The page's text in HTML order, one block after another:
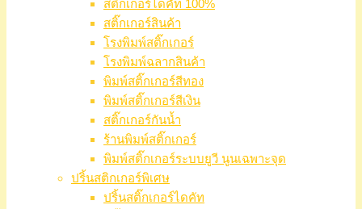
สติ๊กเกอร์ไดคัท 100%
สติ๊กเกอร์สินค้า
โรงพิมพ์สติ๊กเกอร์
โรงพิมพ์ฉลากสินค้า
พิมพ์สติ๊กเกอร์สีทอง
พิมพ์สติ๊กเกอร์สีเงิน
สติ๊กเกอร์กันน้ำ
ร้านพิมพ์สติ๊กเกอร์
พิมพ์สติ๊กเกอร์ระบบยูวี นูนเฉพาะจุด
ปริ้นสติกเกอร์พิเศษ
ปริ้นสติ๊กเกอร์ไดคัท